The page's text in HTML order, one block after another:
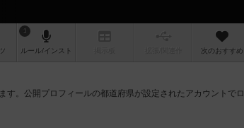
1
ルール/インスト 次のおすすめ
。公開プロフィールの都道府県が設定されたアカウントでロ